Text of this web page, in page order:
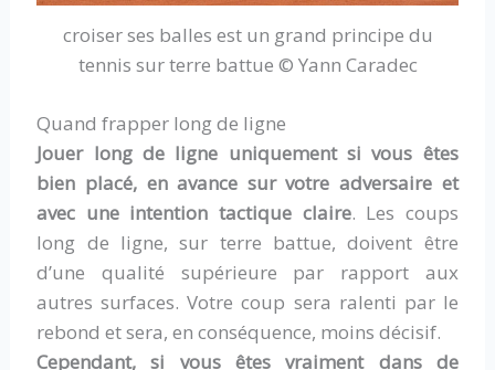
croiser ses balles est un grand principe du
tennis sur terre battue © Yann Caradec
Quand frapper long de ligne
Jouer long de ligne uniquement si vous êtes
bien placé, en avance sur votre adversaire et
avec une intention tactique claire. Les coups
long de ligne, sur terre battue, doivent être
d’une qualité supérieure par rapport aux
autres surfaces. Votre coup sera ralenti par le
rebond et sera, en conséquence, moins décisif.
Cependant, si vous êtes vraiment dans de